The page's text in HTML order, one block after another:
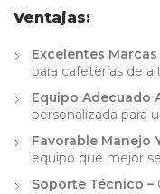
Ventajas:
Excelentes
para cafeterías de
Equipo Adecuado
personalizada para
Favorable Manejo
equipo que mejor
Soporte Técnico –